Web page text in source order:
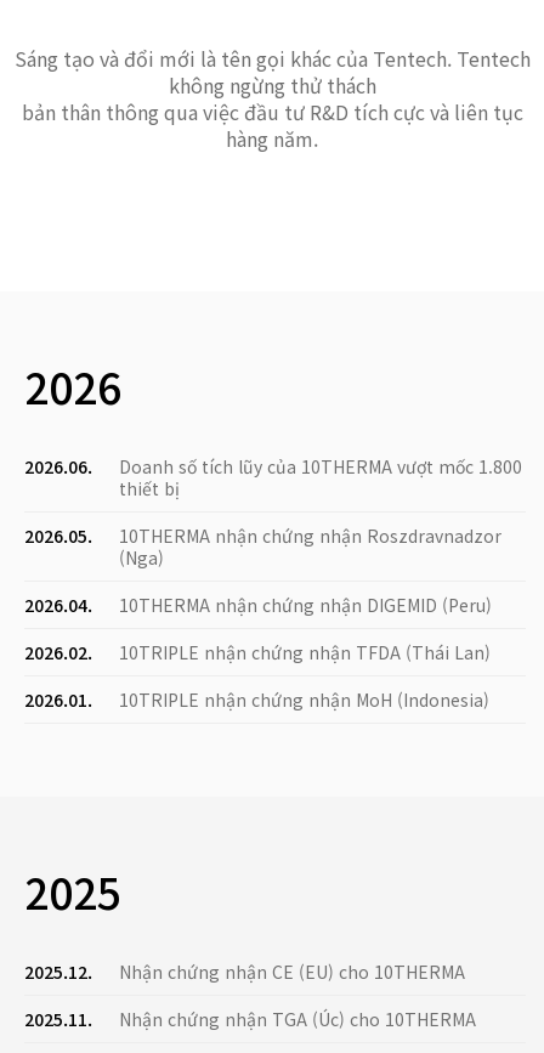
Sáng tạo và đổi mới là tên gọi khác của Tentech. Tentech
không ngừng thử thách
bản thân thông qua việc đầu tư R&D tích cực và liên tục
hàng năm.
2026
2026.06.
Doanh số tích lũy của 10THERMA vượt mốc 1.800
thiết bị
2026.05.
10THERMA nhận chứng nhận Roszdravnadzor
(Nga)
2026.04.
10THERMA nhận chứng nhận DIGEMID (Peru)
2026.02.
10TRIPLE nhận chứng nhận TFDA (Thái Lan)
2026.01.
10TRIPLE nhận chứng nhận MoH (Indonesia)
2025
2025.12.
Nhận chứng nhận CE (EU) cho 10THERMA
2025.11.
Nhận chứng nhận TGA (Úc) cho 10THERMA